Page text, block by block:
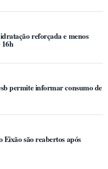
reforçada e menos
16h
permite informar consumo de
Eixão são reabertos após